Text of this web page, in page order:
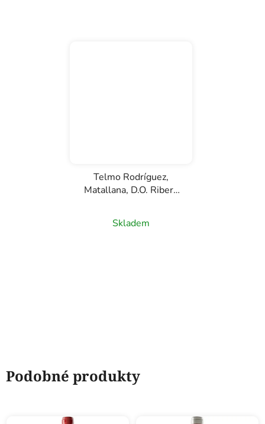
Telmo Rodríguez,
Matallana, D.O. Ribera
0,75l
Skladem
Podobné produkty